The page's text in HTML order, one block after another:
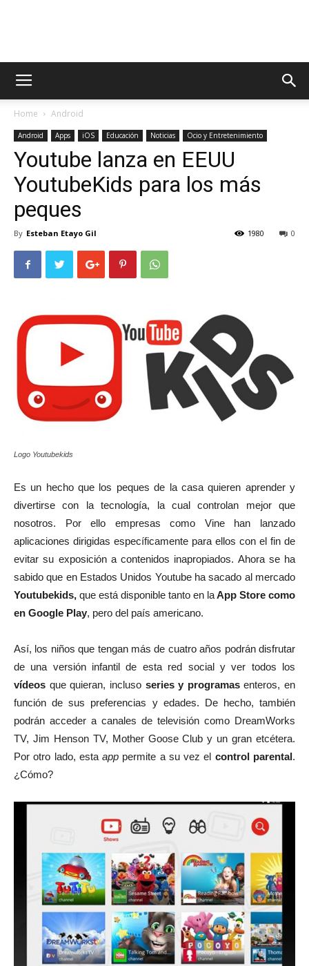
AppsTonic
Home Android
Android Apps iOS Educación Noticias Ocio y Entretenimiento
Youtube lanza en EEUU
YoutubeKids para los más
peques
By Esteban Etayo Gil 0
1980
Logo Youtubekids
Es un hecho que los peques de la casa quieren aprender y
divertirse con la tecnología, la cual controlan mejor que
nosotros. Por ello empresas como Vine han lanzado
aplicaciones dirigidas específicamente para ellos con el fin de
evitar su exposición a contenidos inapropiados. Ahora se ha
sabido que en Estados Unidos Youtube ha sacado al mercado
Youtubekids, que está disponible tanto en laApp Store como
en Google Play, pero del país americano.
Así, los niños que tengan más de cuatro años podrán disfrutar
de una versión infantil de esta red social y ver todos los
vídeos que quieran, inclusoseries y programasenteros, en
función de sus preferencias y edades. De hecho, también
podrán acceder a canales de televisión como DreamWorks
TV, Jim Henson TV, Mother Goose Club y un gran etcétera.
Por otro lado, estaapp permite a su vez el control parental.
¿Cómo?